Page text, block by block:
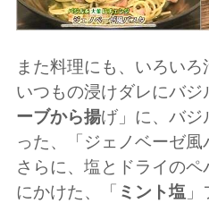
また料理にも、いろいろ
いつもの浸けダレにバ
ーブから揚げ」に、バジ
った、「ジェノベーゼ風
さらに、塩とドライの
にかけた、「 ミント塩